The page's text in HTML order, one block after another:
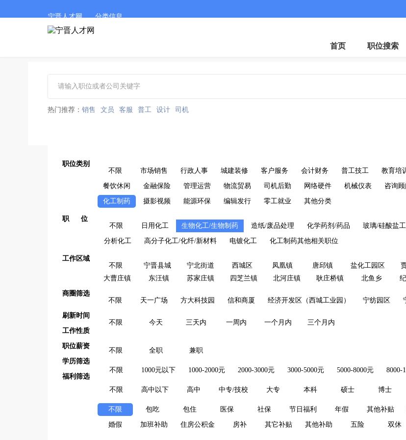
宁晋人才网 分类信息
首页 职位搜索
热门推荐： 销售 文员 客服 普工 设计 司机
职位类别
不限
市场销售 行政人事 城建装修 客户服务 会计财务 普工技工 教育培
餐饮休闲 金融保险 管理运营 物流贸易 司机后勤 网络硬件 机械仪表 咨询顾
化工制药 摄影视频 能源环保 编辑发行 零工就业 其他分类
职 位
不限
日用化工 生物化工/生物制药 造纸/废品处理 化学药剂/药品 玻璃/硅酸盐
分析化工 高分子化工/化纤/新材料 电镀化工 化工制药其他相关职位
工作区域
不限
宁晋县城 宁北街道 西城区 凤凰镇 唐邱镇 盐化工园区
大曹庄镇
东汪镇 苏家庄镇 四芝兰镇 北河庄镇 耿庄桥镇 北鱼乡
商圈筛选
不限
天一广场 方大科技园 信和商厦 经济开发区（西城工业园） 宁纺园区
刷新时间
不限
今天 三天内 一周内 一个月内
三个月内
工作性质
不限 全职 兼职
职位薪资
不限 1000元以下 1000-2000元 2000-3000元 3000-5000元 5000-8000元 8000-
学历筛选
不限 高中以下 高中 中专/技校 大专 本科 硕士 博士
福利筛选
不限 包吃 包住 医保 社保 节日福利 年假 其他补贴
婚假 加班补助 住房公积金 房补 其它补贴 其他补助 五险 双休